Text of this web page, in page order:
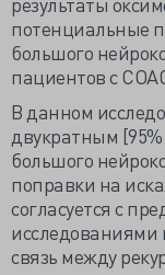
потенциальные
большого
пациентов с
В данном
двукратным
большого
поправки на
согласуется с
связь между